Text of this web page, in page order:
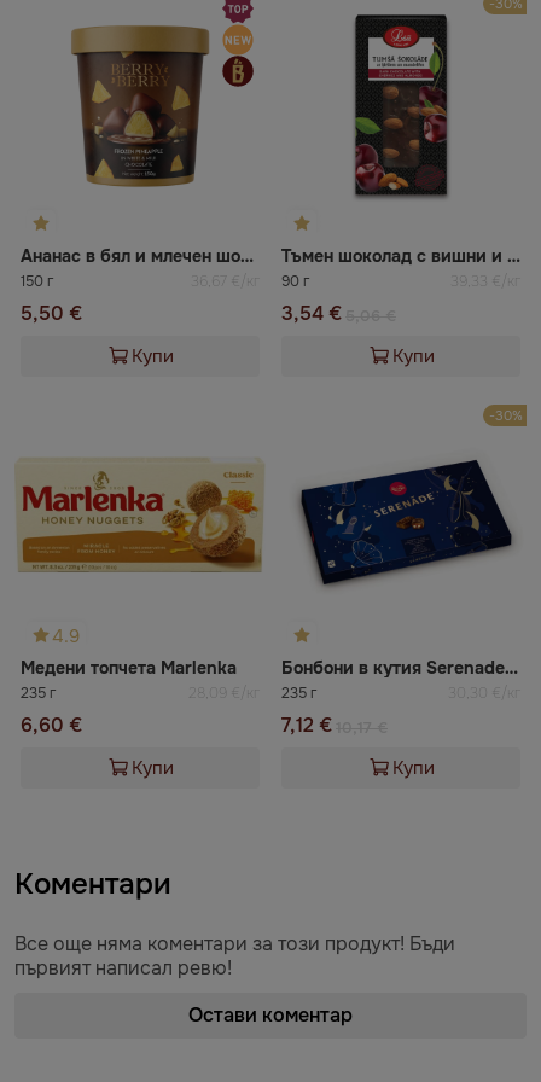
Ананас в бял и млечен шоколад BERRY BERRY
150 г 36,67 €/кг
5,50 €
Купи
-30%
Тъмен шоколад с вишни и бадеми Laci
90 г 39,33 €/кг
3,54 €
Купи
4.9
Медени топчета Marlenka
235 г 28,09 €/кг
6,60 €
Купи
-30%
Бонбони в кутия Serenade Laima
235 г 30,30 €/кг
7,12 €
Купи
Коментари
Все още няма коментари за този продукт! Бъди
първият написал ревю!
Остави коментар